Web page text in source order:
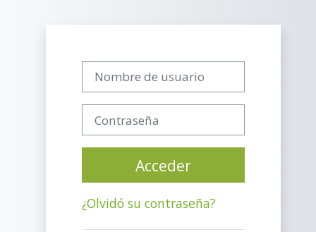
Nombre de usuario
Contraseña
Acceder
¿Olvidó su contraseña?